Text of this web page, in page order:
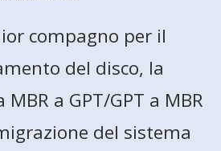
compagno per il
del disco, la
a GPT/GPT a MBR
del sistema